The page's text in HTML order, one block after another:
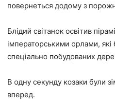
повернеться додому з
Блідий світанок освітив
імператорськими орлами,
спеціально побудованих
В одну секунду козаки були
вперед.